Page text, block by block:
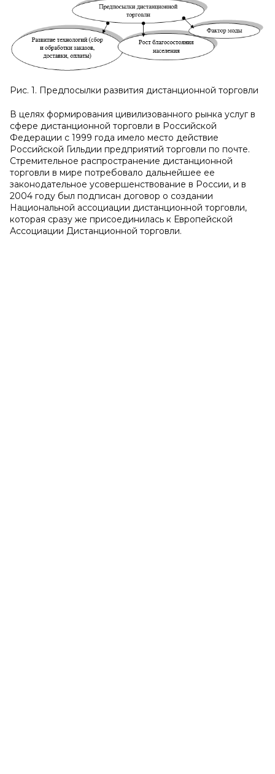
Рис. 1. Предпосылки развития дистанционной торговли
В целях формирования цивилизованного рынка услуг в
сфере дистанционной торговли в Российской
Федерации с 1999 года имело место действие
Российской Гильдии предприятий торговли по почте.
Стремительное распространение дистанционной
торговли в мире потребовало дальнейшее ее
законодательное усовершенствование в России, и в
2004 году был подписан договор о создании
Национальной ассоциации дистанционной торговли,
которая сразу же присоединилась к Европейской
Ассоциации Дистанционной торговли.